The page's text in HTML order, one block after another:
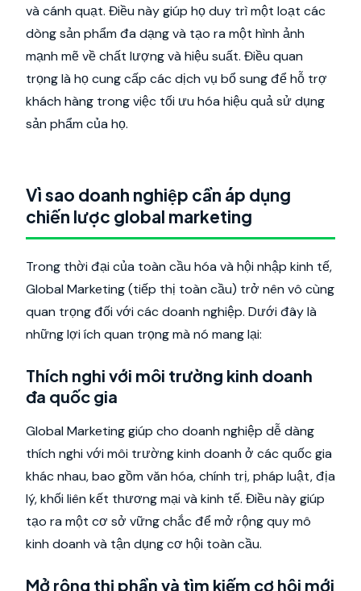
và cánh quạt. Điều này giúp họ duy trì một loạt các
dòng sản phẩm đa dạng và tạo ra một hình ảnh
mạnh mẽ về chất lượng và hiệu suất. Điều quan
trọng là họ cung cấp các dịch vụ bổ sung để hỗ trợ
khách hàng trong việc tối ưu hóa hiệu quả sử dụng
sản phẩm của họ.
Vì sao doanh nghiệp cần áp dụng
chiến lược global marketing
Trong thời đại của toàn cầu hóa và hội nhập kinh tế,
Global Marketing (tiếp thị toàn cầu) trở nên vô cùng
quan trọng đối với các doanh nghiệp. Dưới đây là
những lợi ích quan trọng mà nó mang lại:
Thích nghi với môi trường kinh doanh
đa quốc gia
Global Marketing giúp cho doanh nghiệp dễ dàng
thích nghi với môi trường kinh doanh ở các quốc gia
khác nhau, bao gồm văn hóa, chính trị, pháp luật, địa
lý, khối liên kết thương mại và kinh tế. Điều này giúp
tạo ra một cơ sở vững chắc để mở rộng quy mô
kinh doanh và tận dụng cơ hội toàn cầu.
Mở rộng thị phần và tìm kiếm cơ hội mới